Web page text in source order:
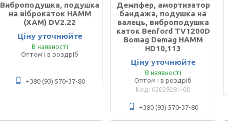
Виброподушка, подушка
на віброкаток HAMM
(ХАМ) DV2.22
Ціну уточнюйте
В наявності
Оптом і в роздріб
+380 (93) 570-37-80
Демпфер, амортизатор
бандажа, подушка на
валець, виброподушка
каток Benford TV1200D
Bomag Demag HAMM
HD10,113
Ціну уточнюйте
В наявності
Оптом і в роздріб
02029281-00
+380 (93) 570-37-80